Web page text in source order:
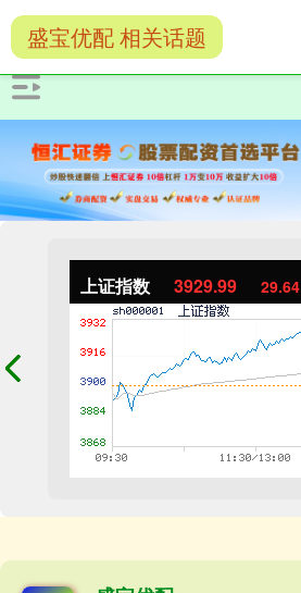
上证指数 3929.99 29.64
盛宝优配 相关话题